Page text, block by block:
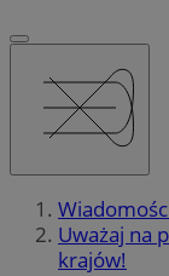
Uważaj na
krajów!